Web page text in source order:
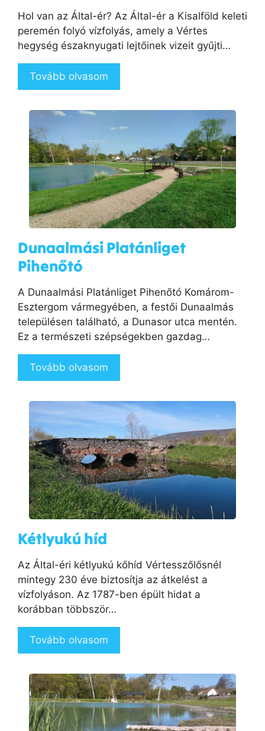
Hol van az Által-ér? Az Által-ér a Kisalföld keleti
peremén folyó vízfolyás, amely a Vértes
hegység északnyugati lejtőinek vizeit gyűjti…
Tovább olvasom
Dunaalmási Platánliget
Pihenőtó
​A Dunaalmási Platánliget Pihenőtó Komárom-
Esztergom vármegyében, a festői Dunaalmás
településen található, a Dunasor utca mentén.
Ez a természeti szépségekben gazdag…
Tovább olvasom
Kétlyukú híd
Az Által-éri kétlyukú kőhíd Vértesszőlősnél
mintegy 230 éve biztosítja az átkelést a
vízfolyáson. Az 1787-ben épült hidat a
korábban többször…
Tovább olvasom